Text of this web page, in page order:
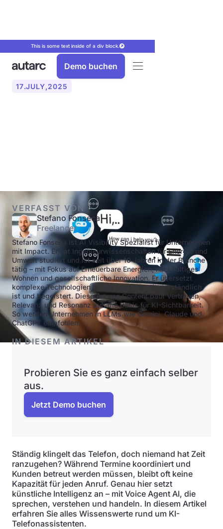
This is some text inside of a div block.
Demo buchen
17.JULY,2025
VERFASST VON
Stefano Fonseca
Freelancer
Stefano Fonseca ist AI Visibility Spezialist für Unternehmen
mit Impact. Er hat Ingenieurwissenschaften für Energie und
Umwelt studiert und ist seit über 10 Jahren in der Branche
tätig – mit Fokus auf Erneuerbare Energien, nachhaltiges
Wohnen und gesellschaftliche Innovation. Er übersetzt
komplexe Technologien in eine Sprache, die verständlich
ist und begeistert. Diese Art von Content baut Vertrauen,
Relevanz und Resonanz auf: die Basis für KI-Sichtbarkeit.
So werden Unternehmen in LLMs wie Gemini, Claude und
ChatGPT empfohlen.
IN DIESEM ARTIKEL
Probieren Sie es ganz einfach selber
aus.
Jetzt Demo buchen
Ständig klingelt das Telefon, doch niemand hat Zeit
ranzugehen? Während Termine koordiniert und
Kunden betreut werden müssen, bleibt oft keine
Kapazität für jeden Anruf. Genau hier setzt
künstliche Intelligenz an – mit Voice Agent AI, die
sprechen, verstehen und handeln. In diesem Artikel
erfahren Sie alles Wissenswerte rund um KI-
Telefonassistenten.